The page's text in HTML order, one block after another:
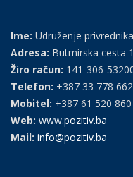
Ime: Udruženje
Adresa: Butmirska cesta
Žiro račun: 141-306-
Telefon: +387 33 778 662
Mobitel: +387 61 520 860
Web: www.pozitiv.ba
Mail: info@pozitiv.ba